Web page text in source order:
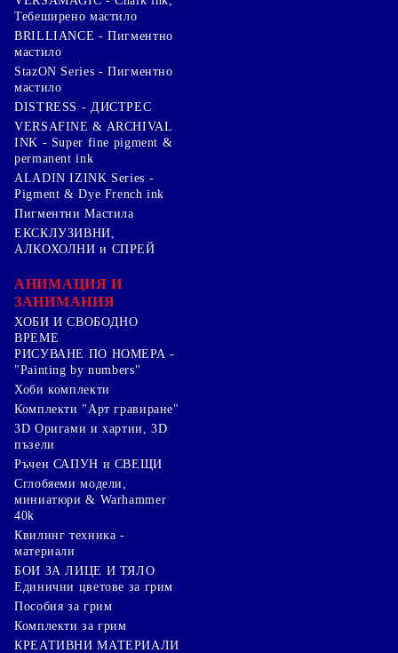
Тебеширено мастило
BRILLIANCE - Пигментно
мастило
StazON Series - Пигментно
мастило
DISTRESS - ДИСТРЕС
VERSAFINE & ARCHIVAL
INK - Super fine pigment &
permanent ink
ALADIN IZINK Series -
Pigment & Dye French ink
Пигментни Мастила
ЕКСКЛУЗИВНИ,
АЛКОХОЛНИ и СПРЕЙ
АНИМАЦИЯ И
ЗАНИМАНИЯ
ХОБИ И СВОБОДНО
ВРЕМЕ
РИСУВАНЕ ПО НОМЕРА -
"Painting by numbers"
Хоби комплекти
Комплекти "Арт гравиране"
3D Оригами и хартии, 3D
пъзели
Ръчен САПУН и СВЕЩИ
Сглобяеми модели,
миниатюри & Warhammer
40k
Квилинг техника -
материали
БОИ ЗА ЛИЦЕ И ТЯЛО
Единични цветове за грим
Пособия за грим
Комплекти за грим
КРЕАТИВНИ МАТЕРИАЛИ